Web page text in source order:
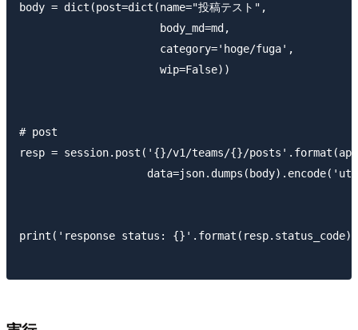
body = dict(post=dict(name="投稿テスト",
                      body_md=md,
                      category='hoge/fuga',
                      wip=False))
# post
resp = session.post('{}/v1/teams/{}/
print('response status: {}'.format(resp.status_code))